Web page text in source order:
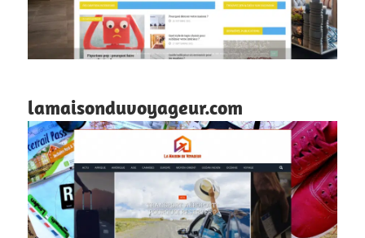
lamaisonduvoyageur.com